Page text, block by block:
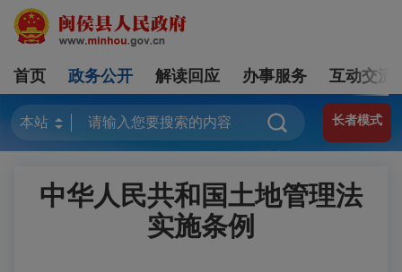
首页 政务公开 解读回应 办事服务 互动交流
长者模式
中华人民共和国土地管理法
实施条例